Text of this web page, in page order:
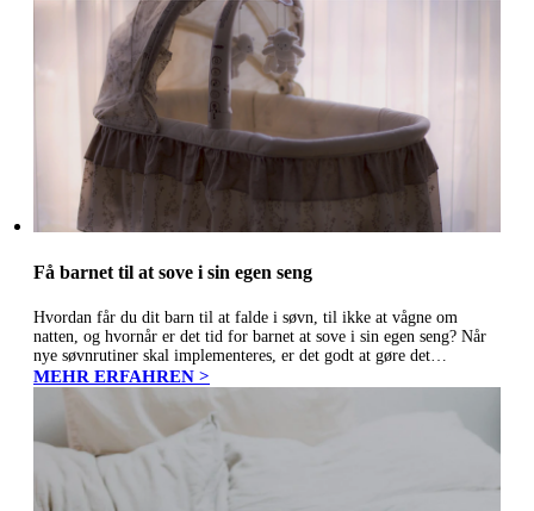
Få barnet til at sove i sin egen seng
Hvordan får du dit barn til at falde i søvn, til ikke at vågne om
natten, og hvornår er det tid for barnet at sove i sin egen seng? Når
nye søvnrutiner skal implementeres, er det godt at gøre det…
MEHR ERFAHREN >